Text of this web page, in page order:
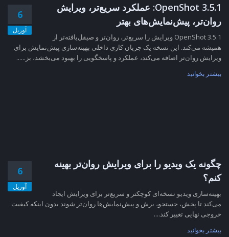
6
آوریل
OpenShot 3.5.1: عملکرد سریع‌تر، ویرایش
روان‌تر، پیش‌نمایش‌های بهتر
OpenShot 3.5.1 ویرایش را سریع‌تر، روان‌تر و صیقل‌یافته‌تر از
همیشه می‌کند. این نسخه یک جریان کاری داخلی بهینه‌سازی پیش‌نمایش برای
ویرایش روان‌تر اضافه می‌کند، عملکرد و پاسخگویی را بهبود می‌بخشد، بز......
بیشتر بخوانید
6
آوریل
چگونه یک ویدیو را برای ویرایش روان‌تر بهینه
کنم؟
بهینه‌سازی ویدیو نسخه‌ای کوچکتر و سریع‌تر برای ویرایش ایجاد
می‌کند تا پخش، جستجو، برش و پیش‌نمایش‌ها روان‌تر شوند بدون اینکه کیفیت
خروجی نهایی تغییر کند....
بیشتر بخوانید